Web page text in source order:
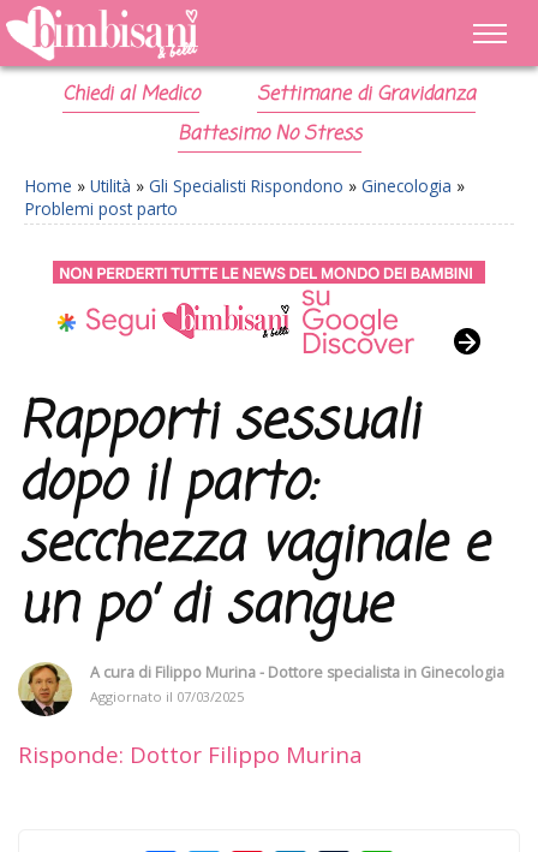
Chiedi al Medico
Settimane di Gravidanza
Battesimo No Stress
Home » Utilità » Gli Specialisti Rispondono » Ginecologia »
Problemi post parto
Rapporti sessuali
dopo il parto:
secchezza vaginale e
un po’ di sangue
A cura di Filippo Murina - Dottore specialista in Ginecologia
Aggiornato il 07/03/2025
Risponde: Dottor Filippo Murina